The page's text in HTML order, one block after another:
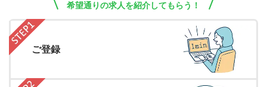
希望通りの求人を紹介してもらう！
ご登録